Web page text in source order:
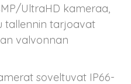
UltraHD kameraa,
tallennin tarjoavat
valvonnan
soveltuvat IP66-